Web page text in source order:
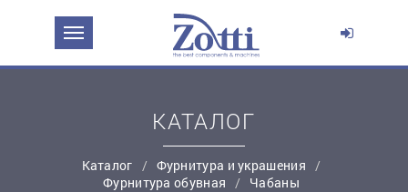
КАТАЛОГ
Каталог
Фурнитура и украшения
Фурнитура обувная
Чабаны
Перейти в корзину Продолжить покупки